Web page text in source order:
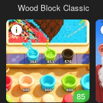
Wood Block Classic
85